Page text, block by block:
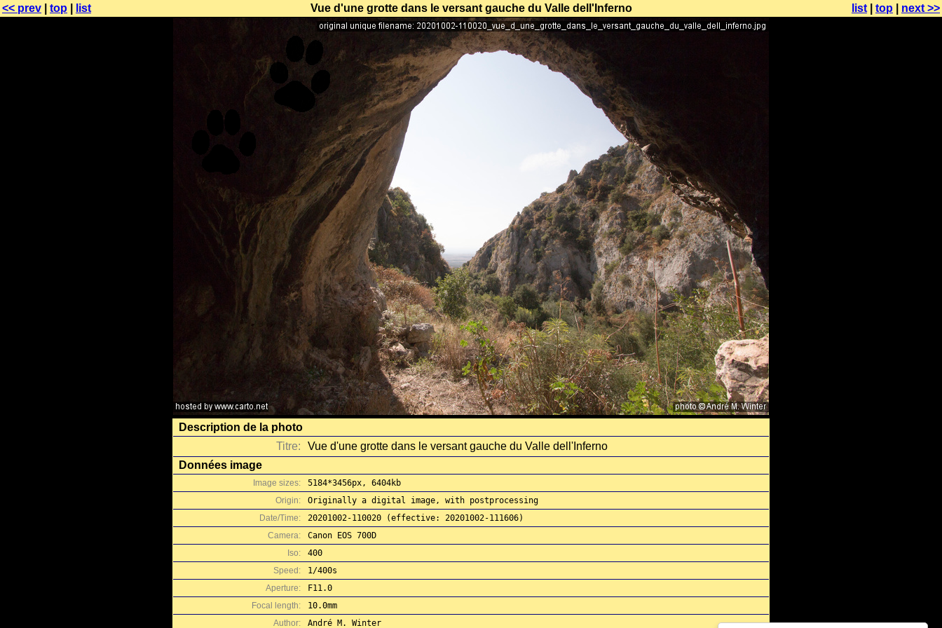
<< prev top list Vue d'une grotte dans le versant gauche du Valle dell'Inferno list top next >>
Description de la photo
Titre:
Vue d'une grotte dans le versant gauche du Valle dell'Inferno
Données image
Image sizes:
5184*3456px, 6404kb
Origin:
Originally a digital image, with postprocessing
Date/Time:
20201002-110020 (effective: 20201002-111606)
Camera:
Canon EOS 700D
Iso:
400
Speed:
1/400s
Aperture:
F11.0
Focal length:
10.0mm
Author:
André M. Winter